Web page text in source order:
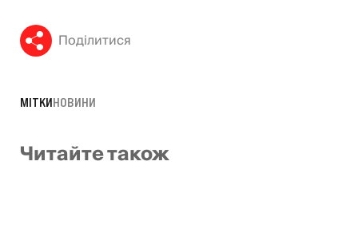
Поділитися
МІТКИНОВИНИ
Читайте також